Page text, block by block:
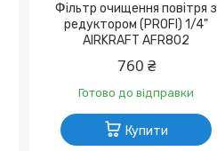
Фільтр очищення повітря з
редуктором (PROFI) 1/4"
AIRKRAFT AFR802
760 ₴
Готово до відправки
Купити